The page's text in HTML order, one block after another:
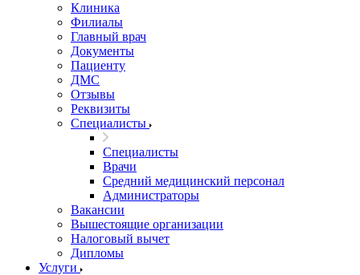
Клиника
Филиалы
Главный врач
Документы
Пациенту
ДМС
Отзывы
Реквизиты
Специалисты
Специалисты
Врачи
Средний медицинский персонал
Администраторы
Вакансии
Вышестоящие организации
Налоговый вычет
Дипломы
Услуги